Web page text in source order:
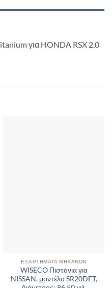
για HONDA RSX 2,0
ΕΞΑΡΤΉΜΑΤΑ ΜΗΧΑΝΏΝ
WISECO Πιστόνια για
NISSAN, μοντέλο SR20DET,